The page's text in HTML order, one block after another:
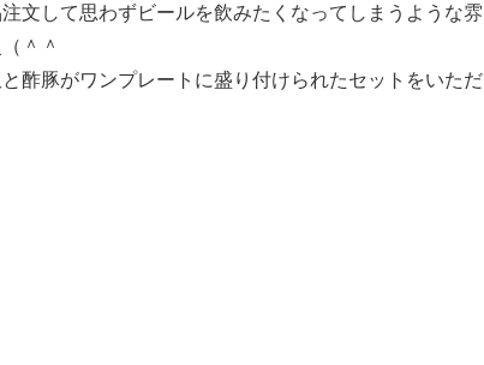
文して思わずビールを飲みたくなってしまうような雰
＾＾
酢豚がワンプレートに盛り付けられたセットをいただ